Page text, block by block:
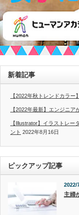
新着記事
【2022年秋トレンドカラ
【2022年最新】エンジニ
【Illustrator】イラストレ
ント 2022年8月16日
ピックアップ記事
2022/
主婦